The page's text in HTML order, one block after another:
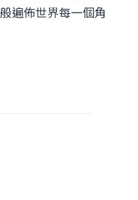
遍佈世界每一個角